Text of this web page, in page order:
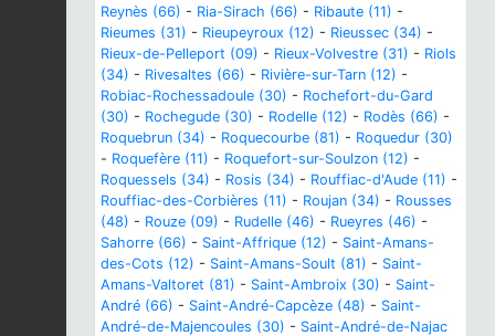
Reynès (66) - Ria-Sirach (66) - Ribaute (11) -
Rieumes (31) - Rieupeyroux (12) - Rieussec (34) -
Rieux-de-Pelleport (09) - Rieux-Volvestre (31) - Riols
(34) - Rivesaltes (66) - Rivière-sur-Tarn (12) -
Robiac-Rochessadoule (30) - Rochefort-du-Gard
(30) - Rochegude (30) - Rodelle (12) - Rodès (66) -
Roquebrun (34) - Roquecourbe (81) - Roquedur (30)
- Roquefère (11) - Roquefort-sur-Soulzon (12) -
Roquessels (34) - Rosis (34) - Rouffiac-d'Aude (11) -
Rouffiac-des-Corbières (11) - Roujan (34) - Rousses
(48) - Rouze (09) - Rudelle (46) - Rueyres (46) -
Sahorre (66) - Saint-Affrique (12) - Saint-Amans-
des-Cots (12) - Saint-Amans-Soult (81) - Saint-
Amans-Valtoret (81) - Saint-Ambroix (30) - Saint-
André (66) - Saint-André-Capcèze (48) - Saint-
André-de-Majencoules (30) - Saint-André-de-Najac